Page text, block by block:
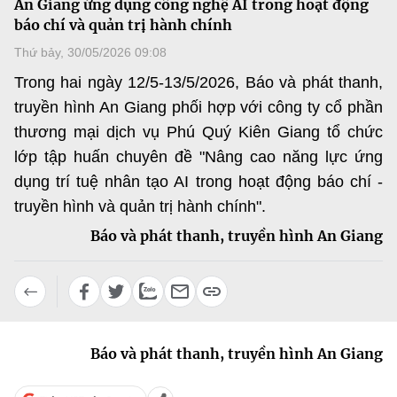
Sở Khoa học và Công nghệ
Chuyển đổi số
Sở hữu trí tuệ
Tiêu chuẩn, đo lường, chất lượng
Năng lượng nguyên tử
Tin tổng hợp
Tin địa phương
Văn bản QPPL
Văn bản chỉ đạo điều hành
Lấy ý kiến người dân về dự thảo VBQPPL
MST IOFFICE
THỐNG KÊ
Khoa học và Công nghệ
Đổi mới sáng tạo
Chuyển đổi số
Bưu chính, Viễn thông
Sở hữu trí tuệ
Năng lượng nguyên tử
Multimedia
THƯ ĐIỆN TỬ
Khác
Videos
Ảnh
Nhiệm vụ trọng tâm
An Giang ứng dụng công nghệ AI trong hoạt động
báo chí và quản trị hành chính
Thứ bảy, 30/05/2026 09:08
Trong hai ngày 12/5-13/5/2026, Báo và phát thanh,
truyền hình An Giang phối hợp với công ty cổ phần
thương mại dịch vụ Phú Quý Kiên Giang tổ chức
lớp tập huấn chuyên đề "Nâng cao năng lực ứng
dụng trí tuệ nhân tạo AI trong hoạt động báo chí -
truyền hình và quản trị hành chính".
Báo và phát thanh, truyền hình An Giang
Báo và phát thanh, truyền hình An Giang